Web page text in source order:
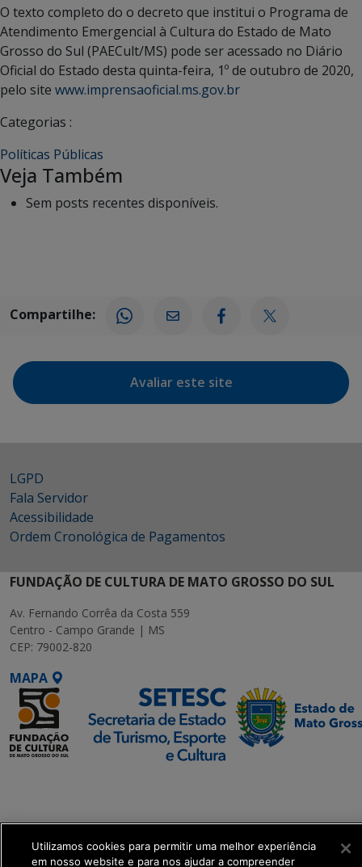
O texto completo do o decreto que institui o Programa de
Atendimento Emergencial à Cultura do Estado de Mato
Grosso do Sul (PAECult/MS) pode ser acessado no Diário
Oficial do Estado desta quinta-feira, 1º de outubro de 2020,
pelo site www.imprensaoficial.ms.gov.br
Categorias :
Políticas Públicas
Veja Também
Sem posts recentes disponíveis.
Compartilhe:
Avaliar este site
LGPD
Fala Servidor
Acessibilidade
Ordem Cronológica de Pagamentos
FUNDAÇÃO DE CULTURA DE MATO GROSSO DO SUL
Av. Fernando Corrêa da Costa 559
Centro - Campo Grande | MS
CEP: 79002-820
MAPA
Transformação Digital
get_footer();
Utilizamos cookies para permitir uma melhor experiência
em nosso website e para nos ajudar a compreender